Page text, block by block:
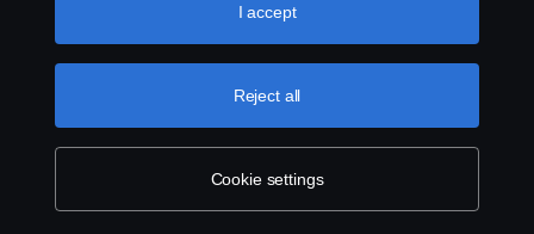
use cookies, please visit our cookies section, which you
Cookie settings
Reject all
I accept